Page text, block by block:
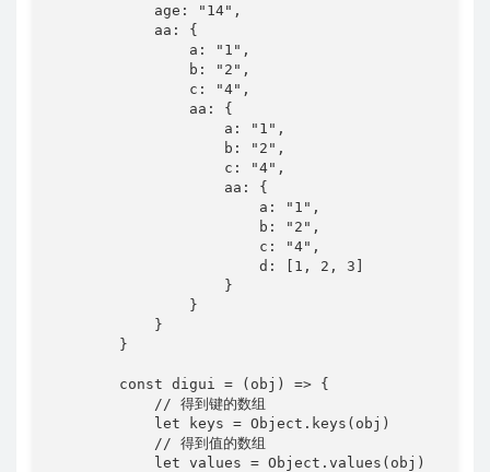
            age: "14",
            aa: {
                a: "1",
                b: "2",
                c: "4",
                aa: {
                    a: "1",
                    b: "2",
                    c: "4",
                    aa: {
                        a: "1",
                        b: "2",
                        c: "4",
                        d: [1, 2, 3]
                    }
                }
            }
        }
        const digui = (obj) => {
            // 得到键的数组
            let keys = Object.keys(obj)
            // 得到值的数组
            let values = Object.values(obj)